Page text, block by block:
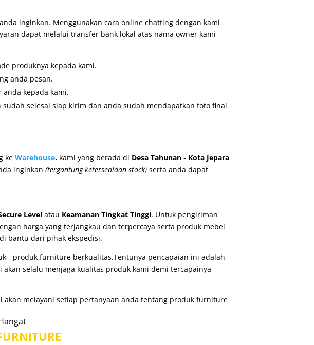
inginkan. Menggunakan cara online chatting dengan kami
dapat melalui transfer bank lokal atas nama owner kami
produknya kepada kami.
anda pesan.
kepada kami.
selesai siap kirim dan anda sudah mendapatkan foto final
ke Warehouse. kami yang berada di Desa Tahunan - Kota Jepara
inginkan (tergantung ketersediaan stock) serta anda dapat
Level atau Keamanan Tingkat Tinggi. Untuk pengiriman
harga yang terjangkau dan terpercaya serta produk mebel
bantu dari pihak ekspedisi.
- produk furniture berkualitas.Tentunya pencapaian ini adalah
selalu menjaga kualitas produk kami demi tercapainya
melayani setiap pertanyaan anda tentang produk furniture